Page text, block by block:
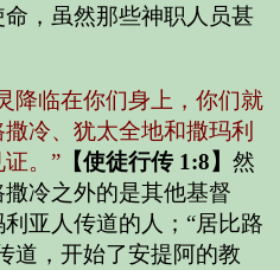
，虽然那些神职人员甚
降临在你们身上，你们就
冷、犹太全地和撒玛利
。” 【使徒行传 1:8】 然
冷之外的是其他基督
亚人传道的人；“居比路
道，开始了安提阿的教